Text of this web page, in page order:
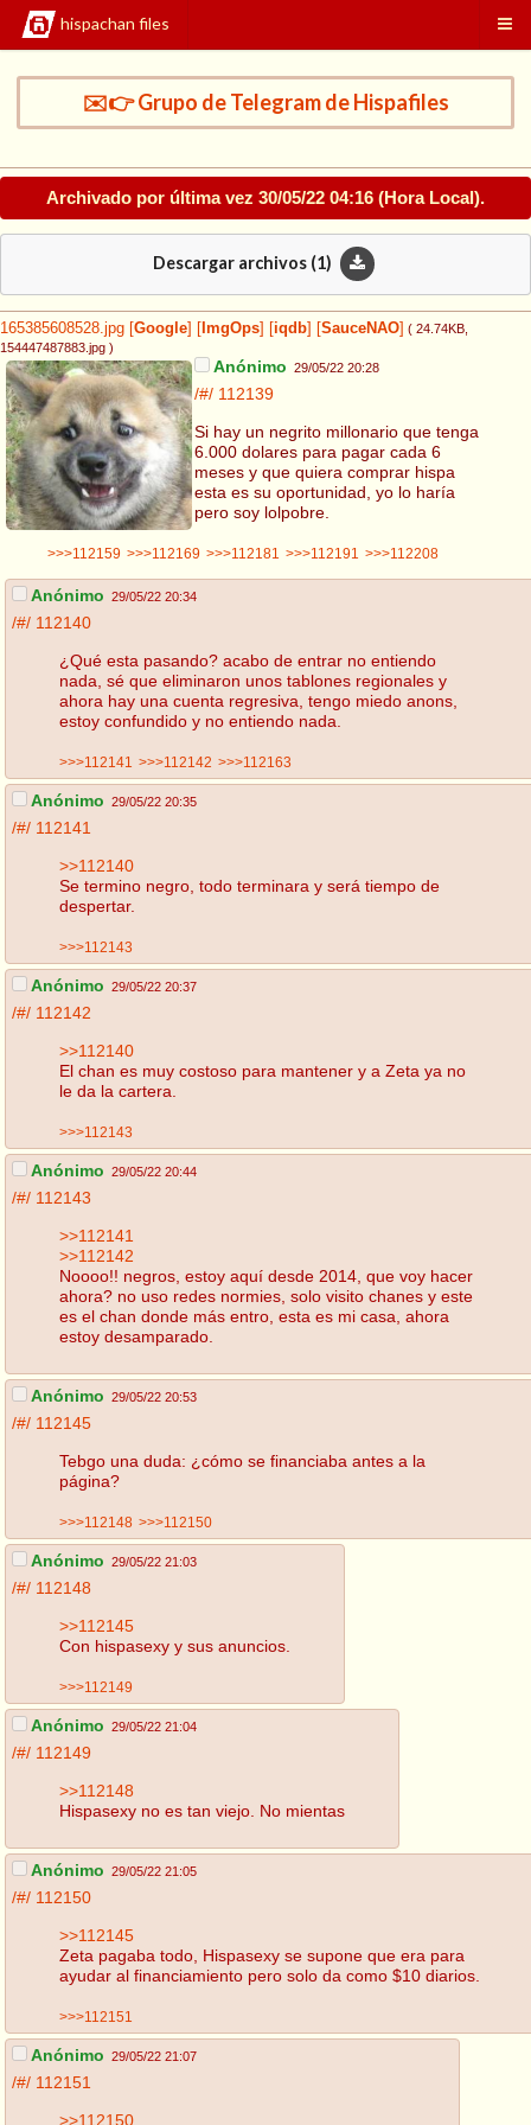
hispachan files
✉️👉 Grupo de Telegram de Hispafiles
Archivado por última vez 30/05/22 04:16 (Hora Local).
Descargar archivos (1)
165385608528.jpg Google ImgOps iqdb SauceNAO ( 24.74KB
154447487883.jpg )
Anónimo 29/05/22 20:28
/#/ 112139
Si hay un negrito millonario que tenga
6.000 dolares para pagar cada 6
meses y que quiera comprar hispa
esta es su oportunidad, yo lo haría
pero soy lolpobre.
>>>112159 >>>112169 >>>112181 >>>112191 >>>112208
Anónimo 29/05/22 20:34
/#/ 112140
¿Qué esta pasando? acabo de entrar no entiendo
nada, sé que eliminaron unos tablones regionales y
ahora hay una cuenta regresiva, tengo miedo anons,
estoy confundido y no entiendo nada.
>>>112141 >>>112142 >>>112163
Anónimo 29/05/22 20:35
/#/ 112141
>>112140
Se termino negro, todo terminara y será tiempo de
despertar.
>>>112143
Anónimo 29/05/22 20:37
/#/ 112142
>>112140
El chan es muy costoso para mantener y a Zeta ya no
le da la cartera.
>>>112143
Anónimo 29/05/22 20:44
/#/ 112143
>>112141
>>112142
Noooo!! negros, estoy aquí desde 2014, que voy hacer
ahora? no uso redes normies, solo visito chanes y este
es el chan donde más entro, esta es mi casa, ahora
estoy desamparado.
Anónimo 29/05/22 20:53
/#/ 112145
Tebgo una duda: ¿cómo se financiaba antes a la
página?
>>>112148 >>>112150
Anónimo 29/05/22 21:03
/#/ 112148
>>112145
Con hispasexy y sus anuncios.
>>>112149
Anónimo 29/05/22 21:04
/#/ 112149
>>112148
Hispasexy no es tan viejo. No mientas
Anónimo 29/05/22 21:05
/#/ 112150
>>112145
Zeta pagaba todo, Hispasexy se supone que era para
ayudar al financiamiento pero solo da como $10 diarios.
>>>112151
Anónimo 29/05/22 21:07
/#/ 112151
>>112150